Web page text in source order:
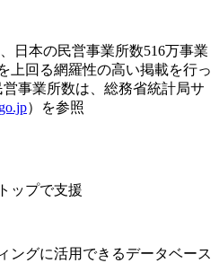
日本の民営事業所数516万事業
上回る網羅性の高い掲載を行っ
事業所数は、総務省統計局サ
）を参照
ップで支援
ングに活用できるデータベース